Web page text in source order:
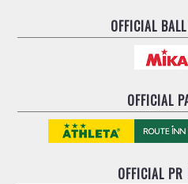
OFFICIAL
OFFICIAL
OFFICIALPR